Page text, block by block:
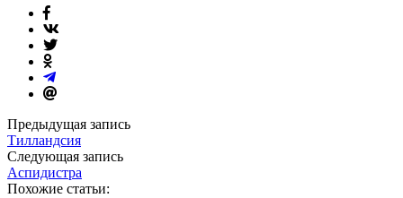
Предыдущая запись
Тилландсия
Следующая запись
Аспидистра
Похожие статьи: